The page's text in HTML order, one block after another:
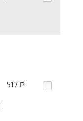
517 Р